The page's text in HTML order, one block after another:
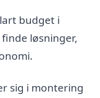
budget i
løsninger,
sig i montering